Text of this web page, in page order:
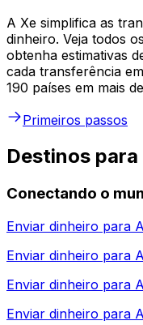
A Xe simplifica as
dinheiro. Veja todos
obtenha estimativas
cada transferência
190 países em mais
Primeiros passos
Destinos
Conectando o
Enviar dinheiro para
Enviar dinheiro para
Enviar dinheiro para
Enviar dinheiro para